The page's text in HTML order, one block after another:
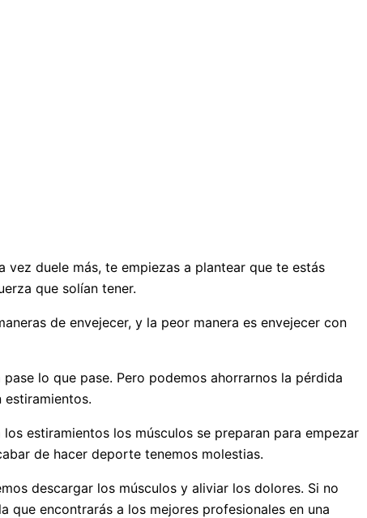
duele más, te empiezas a plantear que te estás
que solían tener.
de envejecer, y la peor manera es envejecer con
lo que pase. Pero podemos ahorrarnos la pérdida
los estiramientos los músculos se preparan para empezar
de hacer deporte tenemos molestias.
descargar los músculos y aliviar los dolores. Si no
que encontrarás a los mejores profesionales en una